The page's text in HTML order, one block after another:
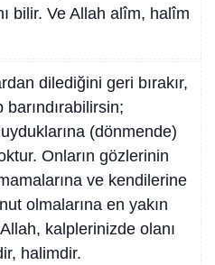
bilir. Ve Allah alîm, halîm
dilediğini geri bırakır,
barındırabilirsin;
(dönmende)
Onların gözlerinin
ve kendilerine
olmalarına en yakın
kalplerinizde olanı
halimdir.